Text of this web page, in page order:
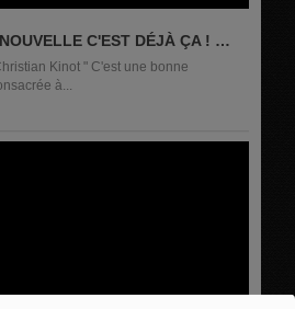
C'EST DÉJÀ ÇA ! "
Kinot " C'est une bonne
à...